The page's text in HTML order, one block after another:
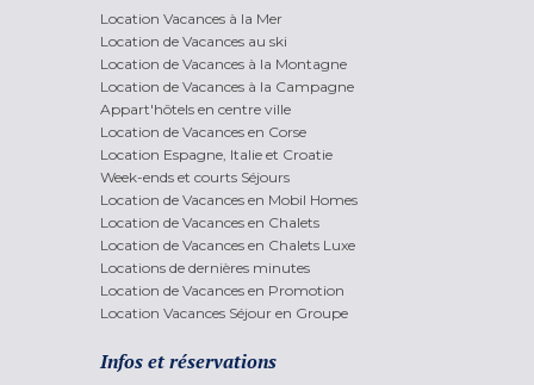
Location Vacances à la Mer
Location de Vacances au ski
Location de Vacances à la Montagne
Location de Vacances à la Campagne
Appart'hôtels en centre ville
Location de Vacances en Corse
Location Espagne, Italie et Croatie
Week-ends et courts Séjours
Location de Vacances en Mobil Homes
Location de Vacances en Chalets
Location de Vacances en Chalets Luxe
Locations de dernières minutes
Location de Vacances en Promotion
Location Vacances Séjour en Groupe
Infos et réservations